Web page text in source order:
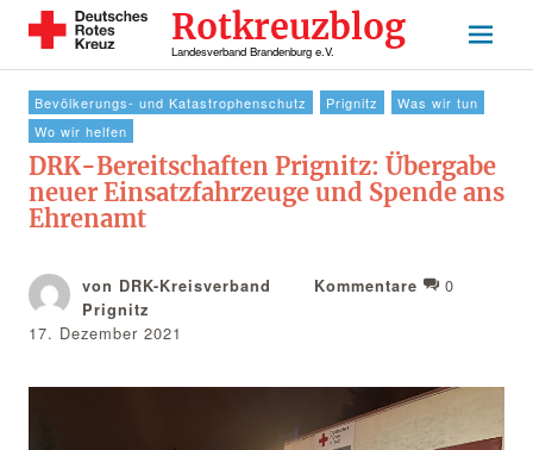
Rotkreuzblog
Landesverband Brandenburg e.V.
Bevölkerungs- und Katastrophenschutz Prignitz
Was wir tun
Wo wir helfen
DRK-Bereitschaften Prignitz: Übergabe
neuer Einsatzfahrzeuge und Spende ans
Ehrenamt
von DRK-Kreisverband
Prignitz
17. Dezember 2021
Kommentare 0